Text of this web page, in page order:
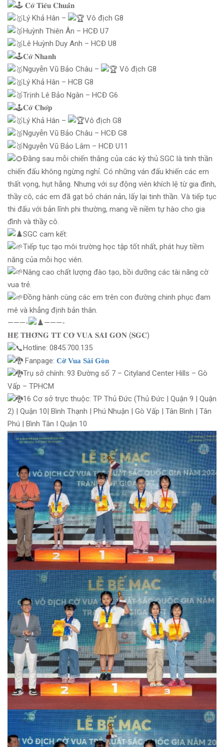
𝐂𝐨̛̀ 𝐓𝐢𝐞̂𝐮 𝐂𝐡𝐮𝐚̂̉𝐧
Lý Khả Hân –
Vô địch G8
Huỳnh Thiên Ân – HCĐ U7
Lê Huỳnh Duy Anh – HCĐ U8
𝐂𝐨̛̀ 𝐍𝐡𝐚𝐧𝐡
Nguyễn Vũ Bảo Châu –
Vô địch G8
Lý Khả Hân – HCB G8
Trịnh Lê Bảo Ngân – HCĐ G6
𝐂𝐨̛̀ 𝐂𝐡𝐨̛́𝐩
Lý Khả Hân –
Vô địch G8
Nguyễn Vũ Bảo Châu – HCĐ G8
Nguyễn Vũ Bảo Lâm – HCĐ U11
Đằng sau mỗi chiến thắng của các kỳ thủ SGC là tinh thần
chiến đấu không ngừng nghỉ. Có những ván đấu khiến các em
thất vọng, hụt hẫng. Nhưng với sự động viên khích lệ từ gia đình,
thầy cô, các em đã gạt bỏ chán nản, lấy lại tinh thần. Và tiếp tục
thi đấu với bản lĩnh phi thường, mang về niềm tự hào cho gia
đình và thầy cô.
SGC cam kết:
Tiếp tục tạo môi trường học tập tốt nhất, phát huy tiềm
năng của mỗi học viên.
Nâng cao chất lượng đào tạo, bồi dưỡng các tài năng cờ
vua trẻ.
Đồng hành cùng các em trên con đường chinh phục đam
mê và khẳng định bản thân.
———-
———-
𝐇𝐄̣̂ 𝐓𝐇𝐎̂́𝐍𝐆 𝐓𝐓 𝐂𝐎̛̀ 𝐕𝐔𝐀 𝐒𝐀̀𝐈 𝐆𝐎̀𝐍 (𝐒𝐆𝐂)
Hotline: 0845.700.135
Fanpage: Cờ Vua Sài Gòn
Trụ sở chính: 93 Đường số 7 – Cityland Center Hills – Gò
Vấp – TPHCM
16 Cơ sở trực thuộc: TP Thủ Đức (Thủ Đức | Quận 9 | Quận
2) | Quận 10| Bình Thạnh | Phú Nhuận | Gò Vấp | Tân Bình | Tân
Phú | Bình Tân I Quận 10